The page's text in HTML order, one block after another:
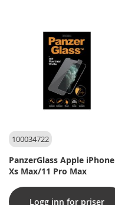
100034722
PanzerGlass Apple iPhone
Xs Max/11 Pro Max
Logg inn for priser